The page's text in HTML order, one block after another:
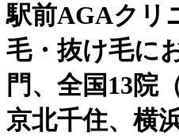
駅前AGAクリ
毛・抜け毛に
門、全国13院
京北千住、横